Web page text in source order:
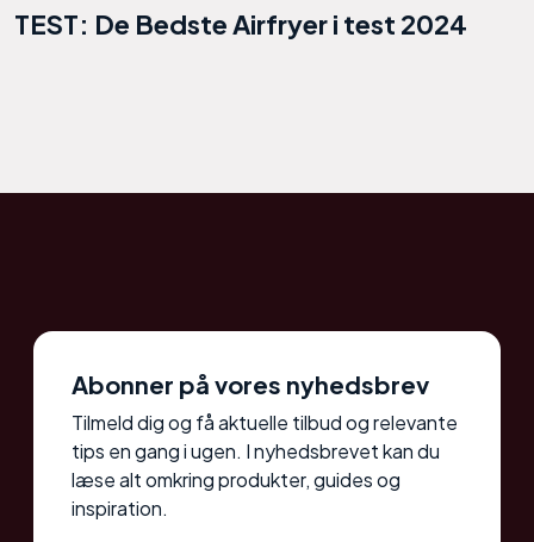
TEST: De Bedste Airfryer i test 2024
Abonner på vores nyhedsbrev
Tilmeld dig og få aktuelle tilbud og relevante
tips en gang i ugen. I nyhedsbrevet kan du
læse alt omkring produkter, guides og
inspiration.